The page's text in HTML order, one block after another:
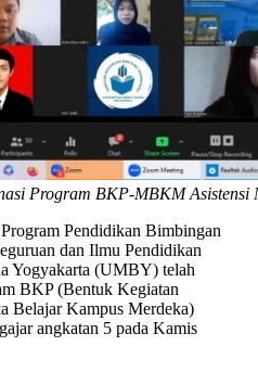
Program BKP-MBKM Asistensi
Pendidikan Bimbingan
dan Ilmu Pendidikan
Yogyakarta (UMBY) telah
BKP (Bentuk Kegiatan
Belajar Kampus Merdeka)
angkatan 5 pada Kamis